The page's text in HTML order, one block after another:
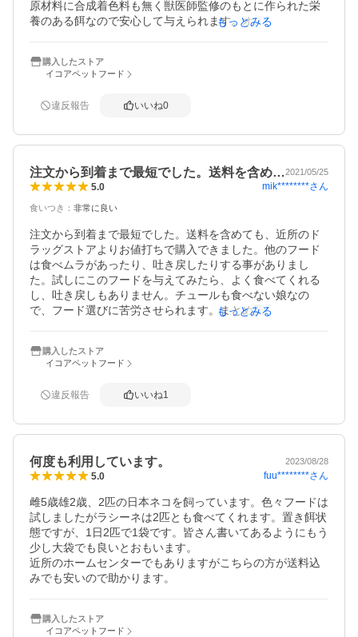
原材料に合成着色料も無く獣医師監修のもとに作られた栄
養のある餌なので安心して与えられます。オススメしま
もっとみる
購入したストア
イコアペットフード
違反報告 いいね0
注文から到着まで最短でした。送料を含め…2021/05/25
5.0 mik********さん
食いつき ： 非常に良い
注文から到着まで最短でした。送料を含めても、近所のド
ラッグストアよりお値打ちで購入できました。他のフード
は食べムラがあったり、吐き戻したりする事がありまし
た。試しにこのフードを与えてみたら、よく食べてくれる
し、吐き戻しもありません。チュールも食べない娘なの
で、フード選びに苦労させられます。まとめ買い出来て助
もっとみる
購入したストア
イコアペットフード
違反報告 いいね1
何度も利用しています。 2023/08/28
5.0 fuu********さん
雌5歳雄2歳、2匹の日本ネコを飼っています。色々フードは
試しましたがラシーネは2匹とも食べてくれます。置き餌状
態ですが、1日2匹で1袋です。皆さん書いてあるようにもう
少し大袋でも良いとおもいます。
近所のホームセンターでもありますがこちらの方が送料込
みでも安いので助かります。
購入したストア
イコアペットフード